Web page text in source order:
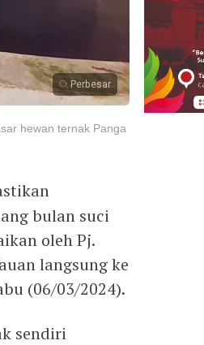
Perbesar
hewan ternak Panga
bulan suci
oleh Pj.
langsung ke
(06/03/2024).
sendiri